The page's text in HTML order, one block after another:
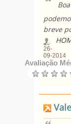
breve
26-
09-2014
Avaliação